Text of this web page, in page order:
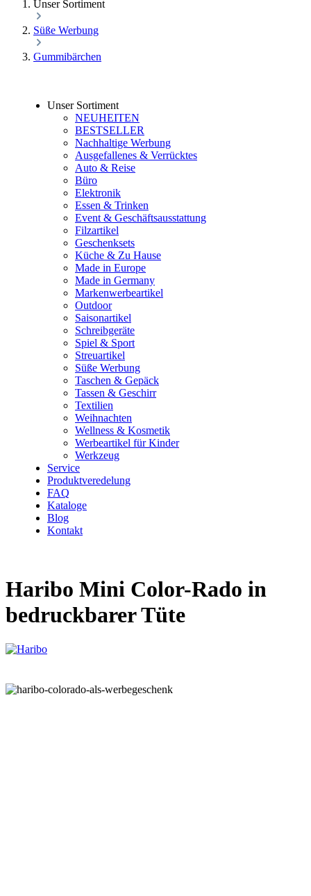
Unser Sortiment
Süße Werbung
Gummibärchen
Unser Sortiment
NEUHEITEN
BESTSELLER
Nachhaltige Werbung
Ausgefallenes & Verrücktes
Auto & Reise
Büro
Elektronik
Essen & Trinken
Event & Geschäftsausstattung
Filzartikel
Geschenksets
Küche & Zu Hause
Made in Europe
Made in Germany
Markenwerbeartikel
Outdoor
Saisonartikel
Schreibgeräte
Spiel & Sport
Streuartikel
Süße Werbung
Taschen & Gepäck
Tassen & Geschirr
Textilien
Weihnachten
Wellness & Kosmetik
Werbeartikel für Kinder
Werkzeug
Service
Produktveredelung
FAQ
Kataloge
Blog
Kontakt
Haribo Mini Color-Rado in
bedruckbarer Tüte